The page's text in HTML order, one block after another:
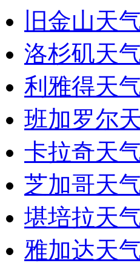
旧金山天
洛杉矶天
利雅得天
班加罗尔
卡拉奇天
芝加哥天
堪培拉天
雅加达天